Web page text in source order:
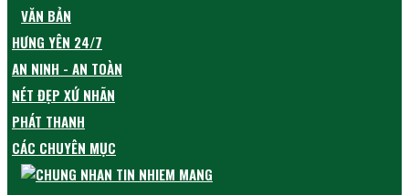
VĂN BẢN
HƯNG YÊN 24/7
AN NINH - AN TOÀN
NÉT ĐẸP XỨ NHÃN
PHÁT THANH
CÁC CHUYÊN MỤC